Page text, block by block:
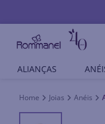
ALIANÇAS
Joias Anéis